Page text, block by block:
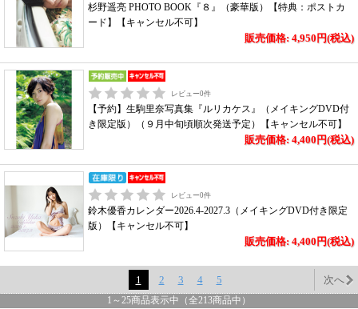
杉野遥亮 PHOTO BOOK『８』（豪華版）【特典：ポストカ
ード】【キャンセル不可】
販売価格: 4,950円(税込)
レビュー0件
【予約】生駒里奈写真集『ルリカケス』（メイキングDVD付
き限定版）（９月中旬頃順次発送予定）【キャンセル不可】
販売価格: 4,400円(税込)
レビュー0件
鈴木優香カレンダー2026.4-2027.3（メイキングDVD付き限定
版）【キャンセル不可】
販売価格: 4,400円(税込)
1 2 3 4 5 次へ
1 ～ 25商品表示中（全213商品中）